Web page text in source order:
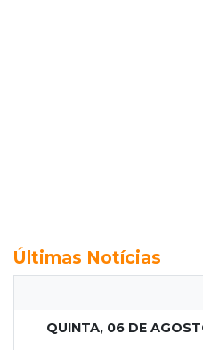
Últimas Notícias
QUINTA, 06 DE